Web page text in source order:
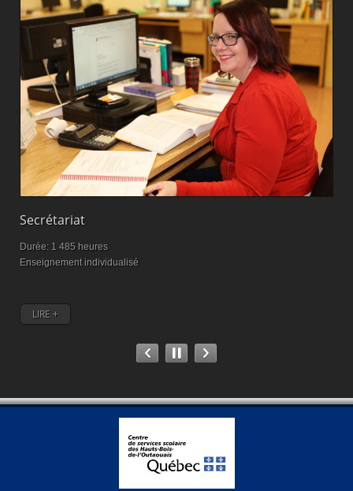
Secrétariat
Durée: 1 485 heures
Enseignement individualisé
LIRE +